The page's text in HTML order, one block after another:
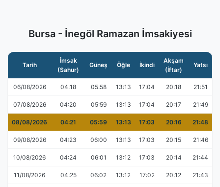
Bursa - İnegöl Ramazan İmsakiyesi
Tarih
İmsak
(Sahur)
Güneş Öğle İkindi
Akşam
(İftar)
Yatsı
06/08/2026 04:18 05:58 13:13 17:04 20:18 21:51
07/08/2026 04:20 05:59 13:13 17:04 20:17 21:49
08/08/2026 04:21 05:59 13:13 17:03 20:16 21:48
09/08/2026 04:23 06:00 13:13 17:03 20:15 21:46
10/08/2026 04:24 06:01 13:12 17:03 20:14 21:44
11/08/2026 04:25 06:02 13:12 17:02 20:12 21:43